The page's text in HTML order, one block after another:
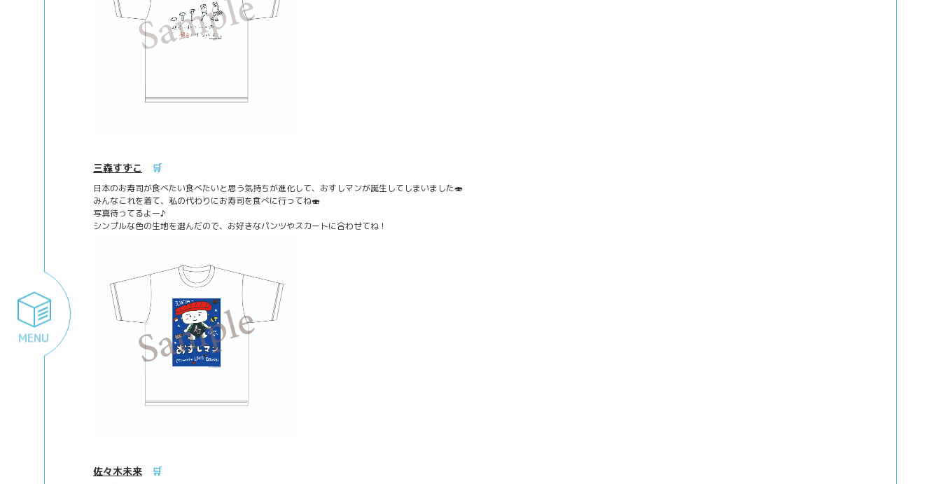
MENU
三森すずこ 🛒
日本のお寿司が食べたい食べたいと思う気持ちが進化して、おすしマンが誕生してしまいました🍣
みんなこれを着て、私の代わりにお寿司を食べに行ってね🍣
写真待ってるよー♪
シンプルな色の生地を選んだので、お好きなパンツやスカートに合わせてね！
佐々木未来 🛒